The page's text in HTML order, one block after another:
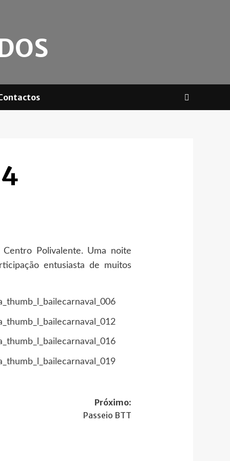
Polivalente. Uma noite
entusiasta de muitos
Próximo:
Passeio BTT